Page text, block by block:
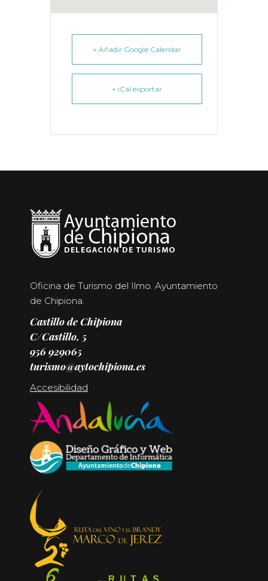
+ Añadir Google Calendar
+ iCal exportar
Oficina de Turismo del Ilmo. Ayuntamiento
de Chipiona.
Castillo de Chipiona
C/Castillo, 5
956 929065
turismo@aytochipiona.es
Accesibilidad